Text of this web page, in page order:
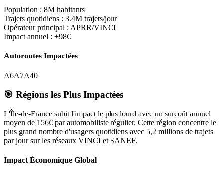
Population : 8M habitants
Trajets quotidiens : 3.4M trajets/jour
Opérateur principal : APRR/VINCI
Impact annuel : +98€
Autoroutes Impactées
A6A7A40
🎯 Régions les Plus Impactées
L'Île-de-France subit l'impact le plus lourd avec un surcoût annuel
moyen de 156€ par automobiliste régulier. Cette région concentre le
plus grand nombre d'usagers quotidiens avec 5,2 millions de trajets
par jour sur les réseaux VINCI et SANEF.
Impact Économique Global